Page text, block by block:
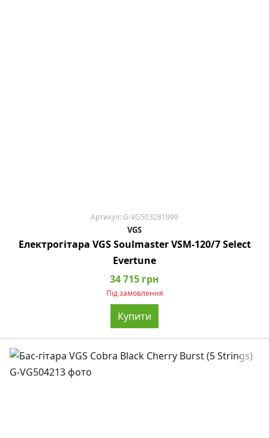
Артикул: G-VG503281999
VGS
Електрогітара VGS Soulmaster VSM-120/7 Select
Evertune
34 715 грн
Під замовлення
Купити